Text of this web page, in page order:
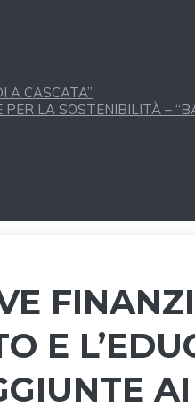
A CASCATA”
PER LA SOSTENIBILITÀ –
E